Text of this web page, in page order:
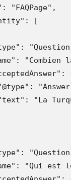
: "FAQPage" ,
:
[
:
:
:
:
:
"La
:
:
"Qui est